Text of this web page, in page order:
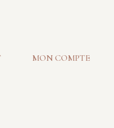
MON COMPTE